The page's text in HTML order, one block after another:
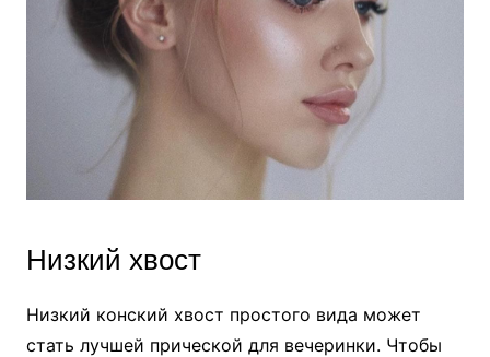
Низкий хвост
Низкий конский хвост простого вида может
стать лучшей прической для вечеринки. Чтобы